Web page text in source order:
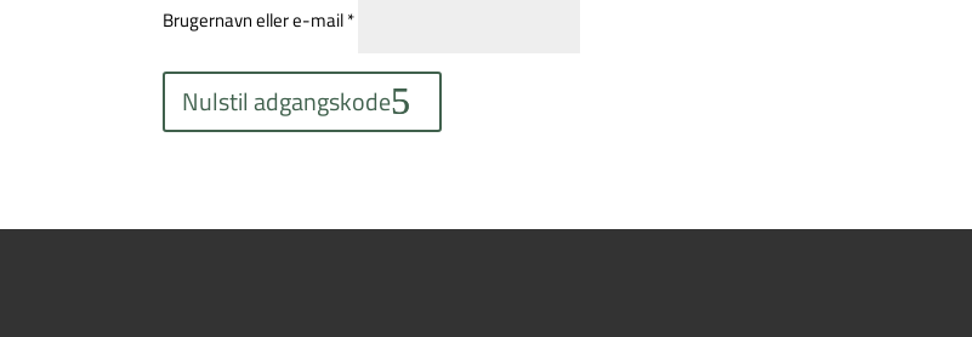
Brugernavn eller e-mail*
Nulstil adgangskode